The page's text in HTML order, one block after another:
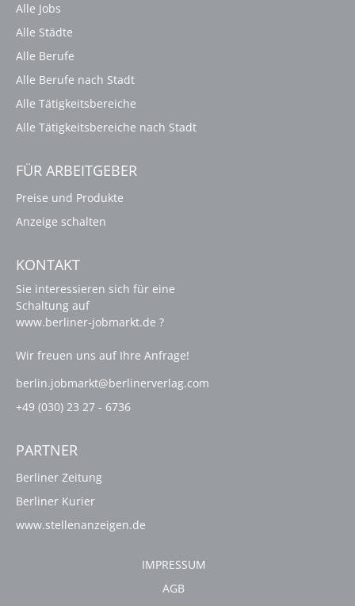
Alle Jobs
Alle Städte
Alle Berufe
Alle Berufe nach Stadt
Alle Tätigkeitsbereiche
Alle Tätigkeitsbereiche nach Stadt
FÜR ARBEITGEBER
Preise und Produkte
Anzeige schalten
KONTAKT
Sie interessieren sich für eine
Schaltung auf
www.berliner-jobmarkt.de ?
Wir freuen uns auf Ihre Anfrage!
berlin.jobmarkt@berlinerverlag.com
+49 (030) 23 27 - 6736
PARTNER
Berliner Zeitung
Berliner Kurier
www.stellenanzeigen.de
IMPRESSUM
AGB